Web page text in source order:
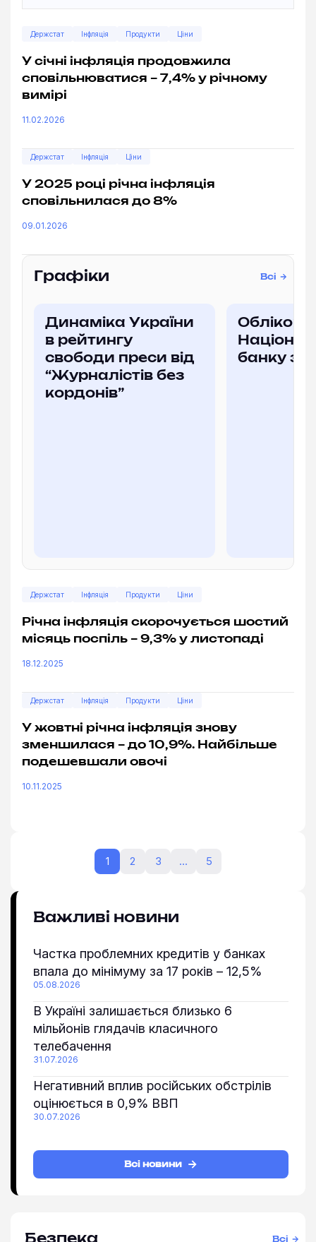
Держстат Інфляція Продукти Ціни
У січні інфляція продовжила
сповільнюватися – 7,4% у річному
вимірі
11.02.2026
Держстат Інфляція Ціни
У 2025 році річна інфляція
сповільнилася до 8%
09.01.2026
Графіки Всі
Динаміка України
в рейтингу
свободи преси від
“Журналістів без
кордонів”
Облікова
банку за
Держстат Інфляція Продукти Ціни
Річна інфляція скорочується шостий
місяць поспіль – 9,3% у листопаді
18.12.2025
Держстат Інфляція Продукти Ціни
У жовтні річна інфляція знову
зменшилася – до 10,9%. Найбільше
подешевшали овочі
10.11.2025
1 2 3 … 5
Важливі новини
Частка проблемних кредитів у банках
впала до мінімуму за 17 років – 12,5%
05.08.2026
В Україні залишається близько 6
мільйонів глядачів класичного
телебачення
31.07.2026
Негативний вплив російських обстрілів
оцінюється в 0,9% ВВП
30.07.2026
Всі новини
Всі